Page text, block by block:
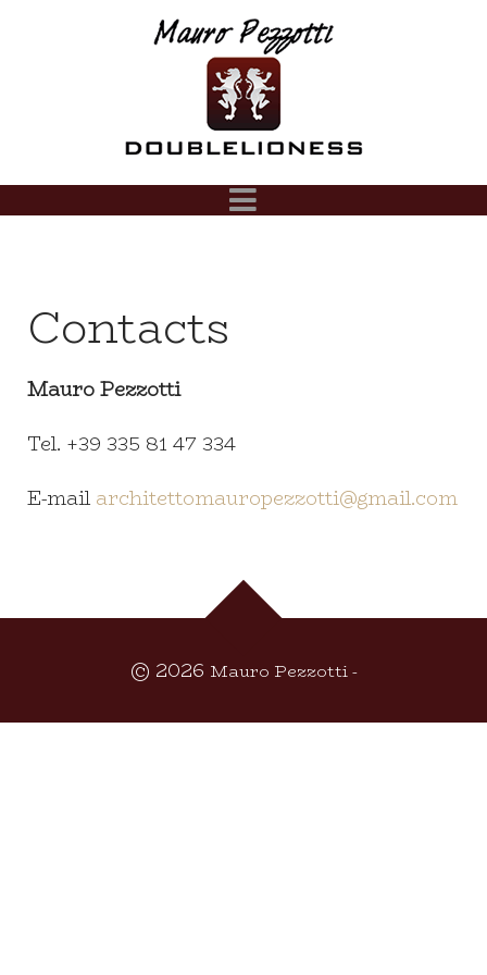
Contacts
Mauro Pezzotti
Tel. +39 335 81 47 334
E-mail architettomauropezzotti@gmail.com
© 2026 Mauro Pezzotti -